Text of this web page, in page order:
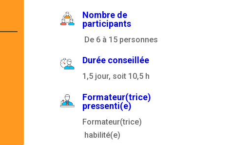
Nombre de
participants
De 6 à 15 personnes
Durée conseillée
1,5 jour, soit 10,5 h
Formateur(trice)
pressenti(e)
Formateur(trice)
habilité(e)